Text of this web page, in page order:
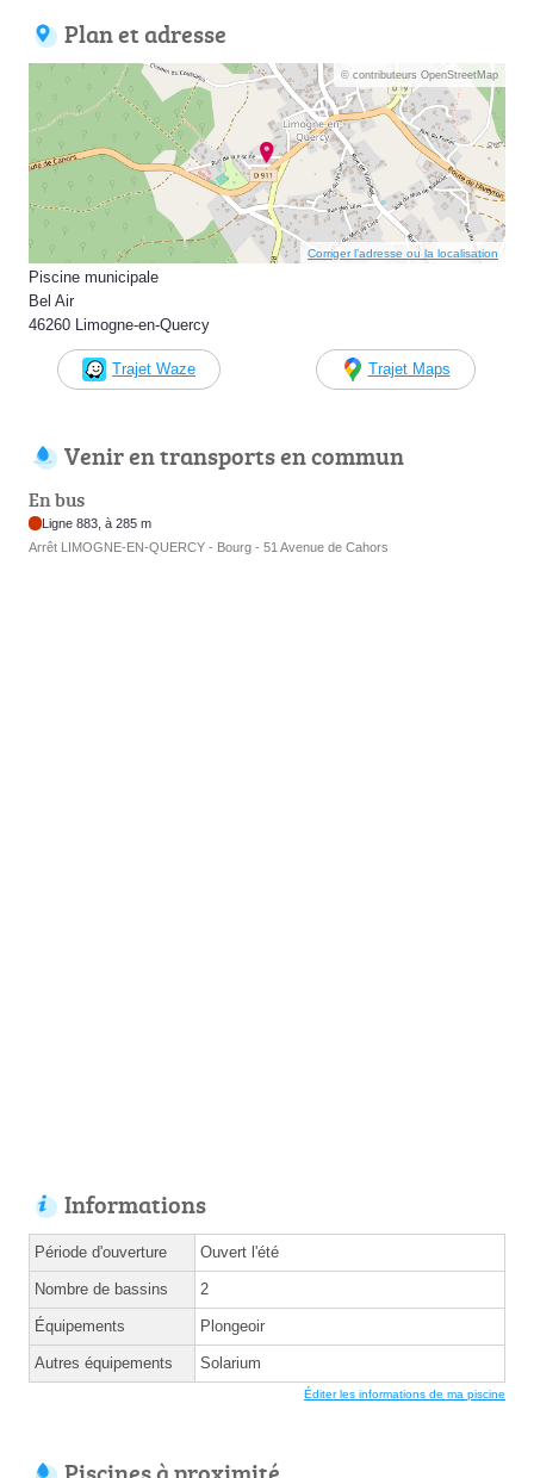
Plan et adresse
© contributeurs OpenStreetMap
Corriger l’adresse ou la localisation
Piscine municipale
Bel Air
46260 Limogne-en-Quercy
Trajet Waze Trajet Maps
Venir en transports en commun
En bus
Ligne 883, à 285 m
Arrêt LIMOGNE-EN-QUERCY - Bourg - 51 Avenue de Cahors
Informations
Période d'ouverture Ouvert l'été
Nombre de bassins 2
Équipements Plongeoir
Autres équipements Solarium
Éditer les informations de ma piscine